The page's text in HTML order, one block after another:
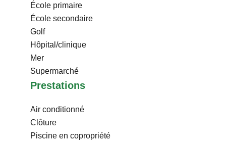
École primaire
École secondaire
Golf
Hôpital/clinique
Mer
Supermarché
Prestations
Air conditionné
Clôture
Piscine en copropriété